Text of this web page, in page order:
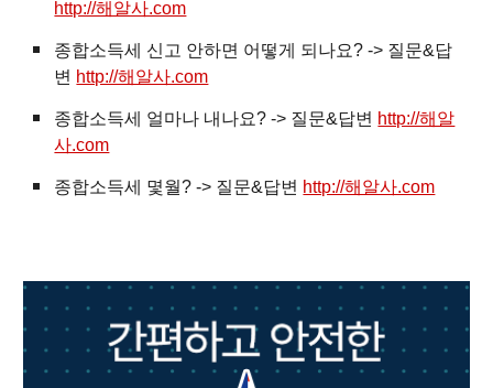
http://해알사.com
종합소득세 신고 안하면 어떻게 되나요? -> 질문&답
변 http://해알사.com
종합소득세 얼마나 내나요? -> 질문&답변 http://해알
사.com
종합소득세 몇월? -> 질문&답변 http://해알사.com